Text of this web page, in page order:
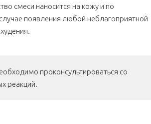
смеси наносится на кожу и по
появления любой неблагоприятной
проконсультироваться со
реакций.